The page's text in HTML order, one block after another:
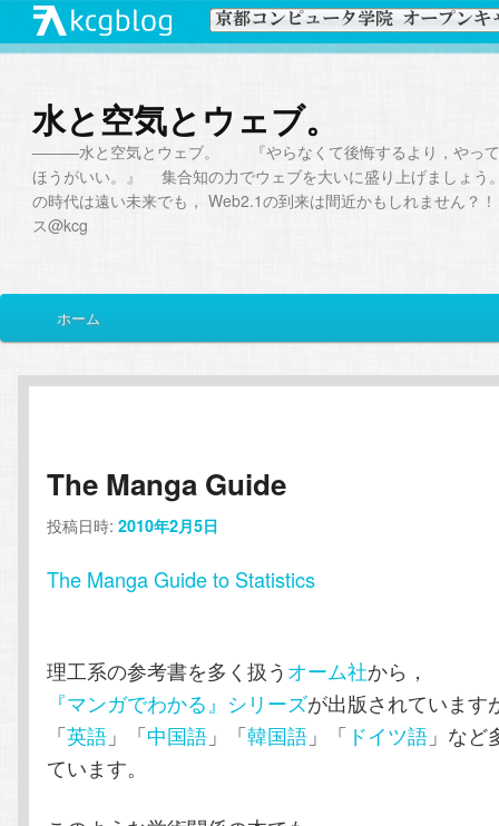
水と空気とウェブ。
―――水と空気とウェブ。 『やらなくて後悔するより，やっ
ほうがいい。』 集合知の力でウェブを大いに盛り上げましょう
の時代は遠い未来でも， Web2.1の到来は間近かもしれません？
ス@kcg
イ
メ
イ
コ
ン
テ
ツ
サ
ブ
ン
テ
ン
へ
ホーム
The Manga Guide
投稿日時:2010年2月5日
The Manga Guide to Statistics
理工系の参考書を多く扱うオーム社から，
『マンガでわかる』シリーズが出版されています
「英語 」「中国語 」「韓国語 」「 ドイツ語 」など
ています。